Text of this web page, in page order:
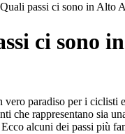
passi ci sono in Alto
ci sono
paradiso per i ciclisti
che rappresentano sia
alcuni dei passi più